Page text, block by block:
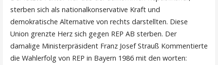
sterben sich als nationalkonservative Kraft und
demokratische Alternative von rechts darstellten. Diese
Union grenzte Herz sich gegen REP AB sterben. Der
damalige Ministerpräsident Franz Josef Strauß Kommentierte
die Wahlerfolg von REP in Bayern 1986 mit den worten: